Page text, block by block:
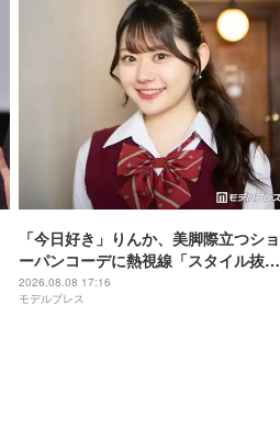
「今日好き」りんか、美脚際立つショ
ーパンコーデに熱視線「スタイル抜群
で憧れる」「さすがの着こなし」
2026.08.08 17:16
モデルプレス